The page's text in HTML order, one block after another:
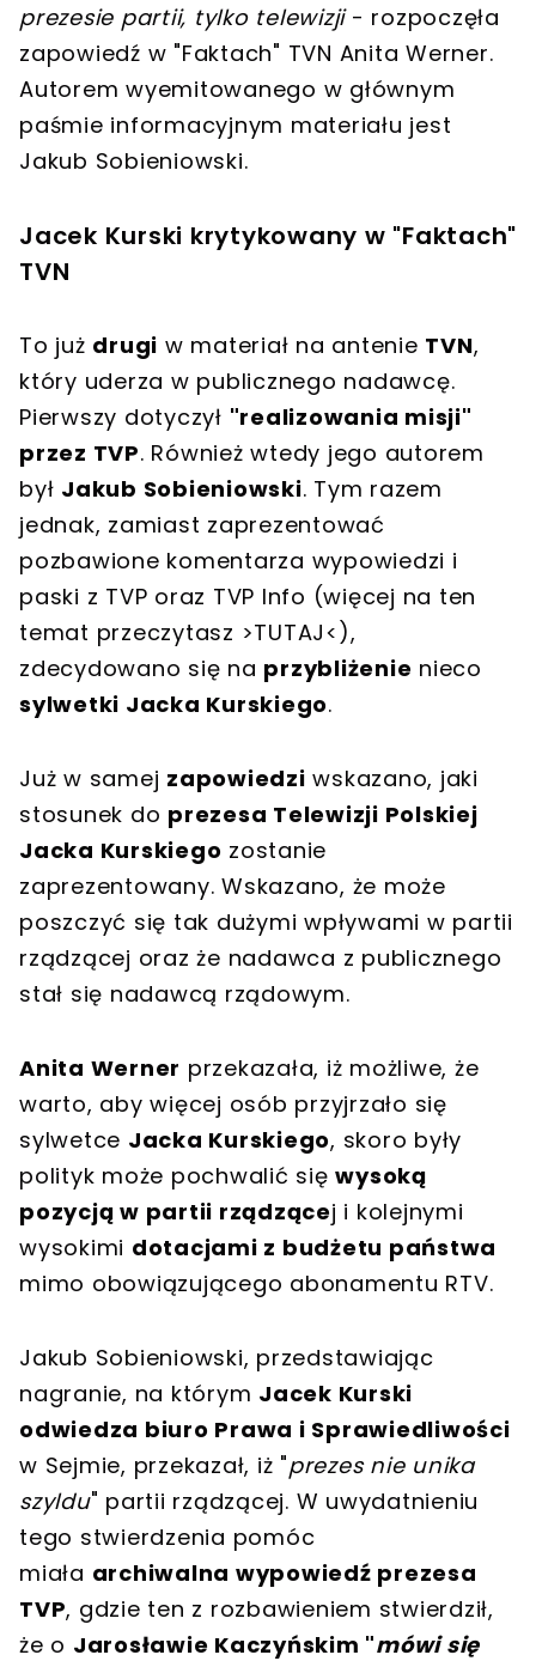
prezesie partii, tylko telewizji- rozpoczęła
zapowiedź w "Faktach" TVN Anita Werner.
Autorem wyemitowanego w głównym
paśmie informacyjnym materiału jest
Jakub Sobieniowski.
Jacek Kurski krytykowany w "Faktach"
TVN
To już drugi w materiał na antenie TVN,
który uderza w publicznego nadawcę.
Pierwszy dotyczył "realizowania misji"
przez TVP. Również wtedy jego autorem
był Jakub Sobieniowski. Tym razem
jednak, zamiast zaprezentować
pozbawione komentarza wypowiedzi i
paski z TVP oraz TVP Info (więcej na ten
temat przeczytasz >TUTAJ<),
zdecydowano się na przybliżenie nieco
sylwetki Jacka Kurskiego.
Już w samej zapowiedzi wskazano, jaki
stosunek do prezesa Telewizji Polskiej
Jacka Kurskiego zostanie
zaprezentowany. Wskazano, że może
poszczyć się tak dużymi wpływami w partii
rządzącej oraz że nadawca z publicznego
stał się nadawcą rządowym.
Anita Werner przekazała, iż możliwe, że
warto, aby więcej osób przyjrzało się
sylwetce Jacka Kurskiego, skoro były
polityk może pochwalić sięwysoką
pozycją w partii rządzącej i kolejnymi
wysokimi dotacjami z budżetu państwa
mimo obowiązującego abonamentu RTV.
Jakub Sobieniowski, przedstawiając
nagranie, na którym Jacek Kurski
odwiedza biuro Prawa i Sprawiedliwości
w Sejmie, przekazał, iż "prezes nie unika
szyldu" partii rządzącej. W uwydatnieniu
tego stwierdzenia pomóc
miała archiwalna wypowiedź prezesa
TVP, gdzie ten z rozbawieniem stwierdził,
że o Jarosławie Kaczyńskim "mówi się